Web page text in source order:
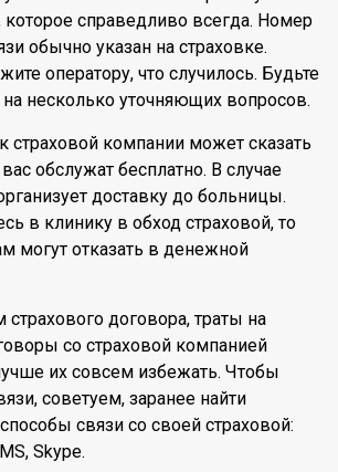
которое справедливо всегда. Номер
обычно указан на страховке.
оператору, что случилось. Будьте
на несколько уточняющих вопросов.
страховой компании может сказать
обслужат бесплатно. В случае
доставку до больницы.
в клинику в обход страховой, то
могут отказать в денежной
страхового договора, траты на
со страховой компанией
их совсем избежать. Чтобы
советуем, заранее найти
связи со своей страховой:
Skype.